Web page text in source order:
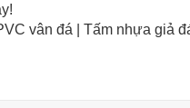
vân đá | Tấm nhựa giả